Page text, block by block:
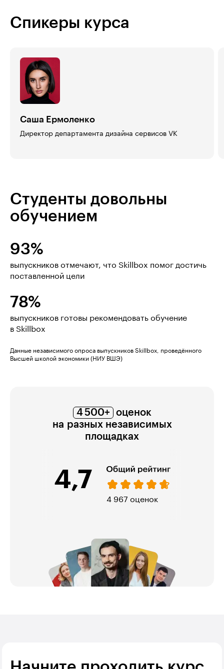
Спикеры курса
Саша Ермоленко
Директор департамента дизайна сервисов VK
Студенты довольны
обучением
93%
выпускников отмечают, что Skillbox помог достичь
поставленной цели
78%
выпускников готовы рекомендовать обучение
в Skillbox
Данные независимого опроса выпускников Skillbox, проведённого
Высшей школой экономики (НИУ ВШЭ)
4 500+ оценок
на разных независимых
площадках
4,7
974 оценки